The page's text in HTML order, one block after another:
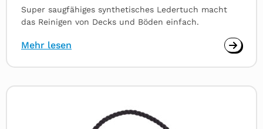
Super saugfähiges synthetisches Ledertuch macht
das Reinigen von Decks und Böden einfach.
Mehr lesen
Read